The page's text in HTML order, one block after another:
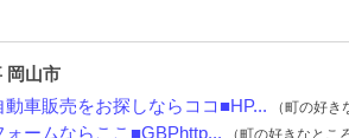
岡山市
動車販売をお探しならココ■HP... （町の好
ォームならここ■GBPhttp... （町の好きなとこ